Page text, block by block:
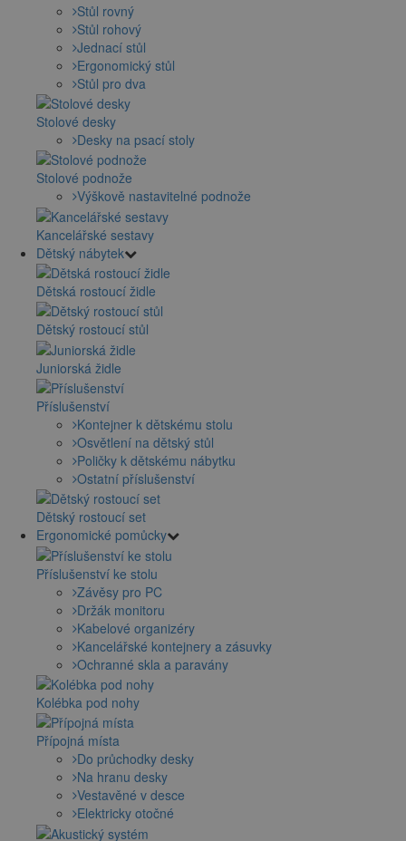
Stůl rovný
Stůl rohový
Jednací stůl
Ergonomický stůl
Stůl pro dva
Stolové desky
Desky na psací stoly
Stolové podnože
Výškově nastavitelné podnože
Kancelářské sestavy
Dětský nábytek
Dětská rostoucí židle
Dětský rostoucí stůl
Juniorská židle
Příslušenství
Kontejner k dětskému stolu
Osvětlení na dětský stůl
Poličky k dětskému nábytku
Ostatní příslušenství
Dětský rostoucí set
Ergonomické pomůcky
Příslušenství ke stolu
Závěsy pro PC
Držák monitoru
Kabelové organizéry
Kancelářské kontejnery a zásuvky
Ochranné skla a paravány
Kolébka pod nohy
Přípojná místa
Do průchodky desky
Na hranu desky
Vestavěné v desce
Elektricky otočné